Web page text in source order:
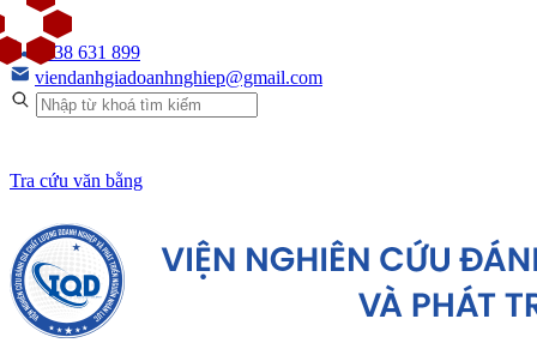
0938 631 899
viendanhgiadoanhnghiep@gmail.com
Tra cứu văn bằng